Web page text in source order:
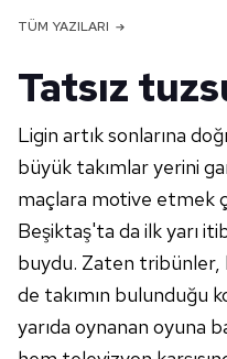
TÜM YAZILARI
Tatsız
Ligin artık sonlarına
büyük takımlar yerini
maçlara motive etmek
Beşiktaş'ta da ilk yarı
buydu. Zaten tribünler,
de takımın bulunduğu
yarıda oynanan oyuna